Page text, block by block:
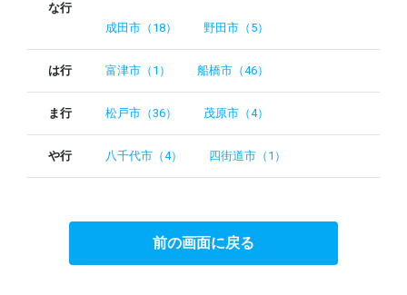
な行
成田市（18） 野田市（5）
は行 富津市（1） 船橋市（46）
ま行 松戸市（36） 茂原市（4）
や行 八千代市（4） 四街道市（1）
前の画面に戻る